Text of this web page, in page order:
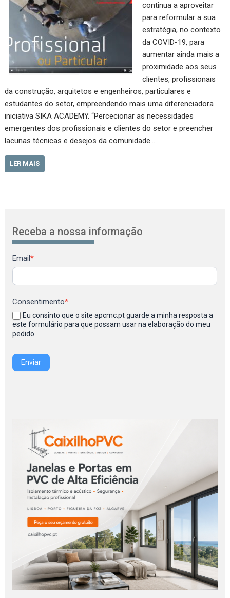
continua a aproveitar
para reformular a sua
estratégia, no contexto
da COVID-19, para
aumentar ainda mais a
proximidade aos seus
clientes, profissionais
da construção, arquitetos e engenheiros, particulares e
estudantes do setor, empreendendo mais uma diferenciadora
iniciativa SIKA ACADEMY. “Percecionar as necessidades
emergentes dos profissionais e clientes do setor e preencher
lacunas técnicas e desejos da comunidade…
LER MAIS
Receba a nossa informação
Newsletter
Email*
Consentimento*
Eu consinto que o site apcmc.pt guarde a minha resposta a
este formulário para que possam usar na elaboração do meu
pedido.
Enviar